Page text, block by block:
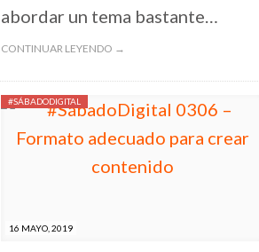
abordar un tema bastante…
CONTINUAR LEYENDO →
16 MAYO, 2019
#SÁBADODIGITAL